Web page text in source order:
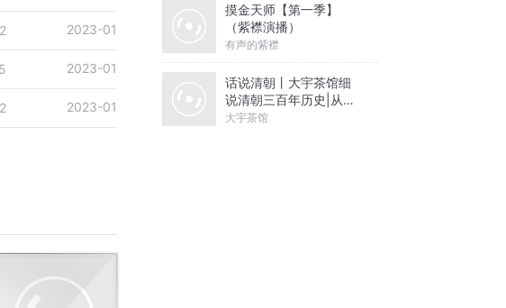
2023-01
2023-01
2023-01
摸金天师【第一季】
（紫襟演播）
有声的紫襟
话说清朝丨大宇茶馆细
说清朝三百年历史|从努
尔哈赤到末代皇帝溥仪|
大宇茶馆